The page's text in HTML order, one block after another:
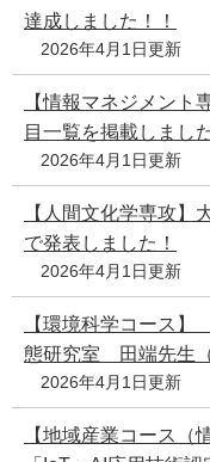
達成しました！！
2026年4月1日更新
【情報マネジメント
目一覧を掲載しまし
2026年4月1日更新
【人間文化学専攻】
で発表しました！
2026年4月1日更新
【環境科学コース
態研究室 田端先生（
2026年4月1日更新
【地域産業コース（